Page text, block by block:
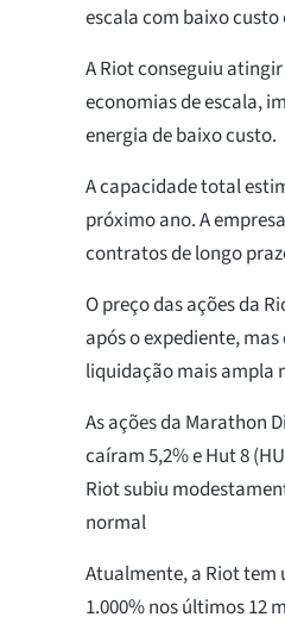
escala com baixo custo
A Riot conseguiu
economias de escala,
energia de baixo custo.
A capacidade total
próximo ano. A
contratos de longo
O preço das ações da
após o expediente,
liquidação mais ampla
As ações da Marathon
caíram 5,2% e Hut 8
Riot subiu
normal
Atualmente, a Riot tem
1.000% nos últimos 12